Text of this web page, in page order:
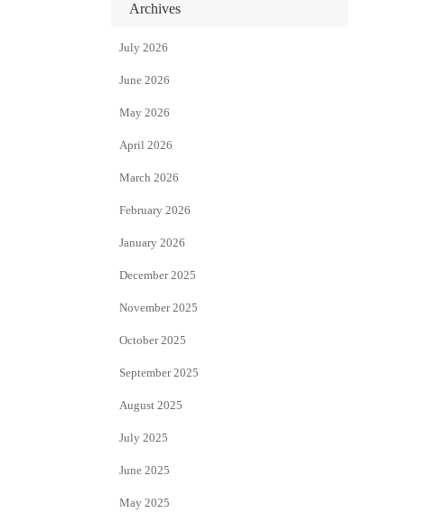
Archives
July 2026
June 2026
May 2026
April 2026
March 2026
February 2026
January 2026
December 2025
November 2025
October 2025
September 2025
August 2025
July 2025
June 2025
May 2025